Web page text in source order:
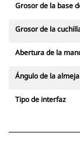
Grosor de la base
Grosor de la
Abertura de la
Ángulo de la almeja
Tipo de interfaz